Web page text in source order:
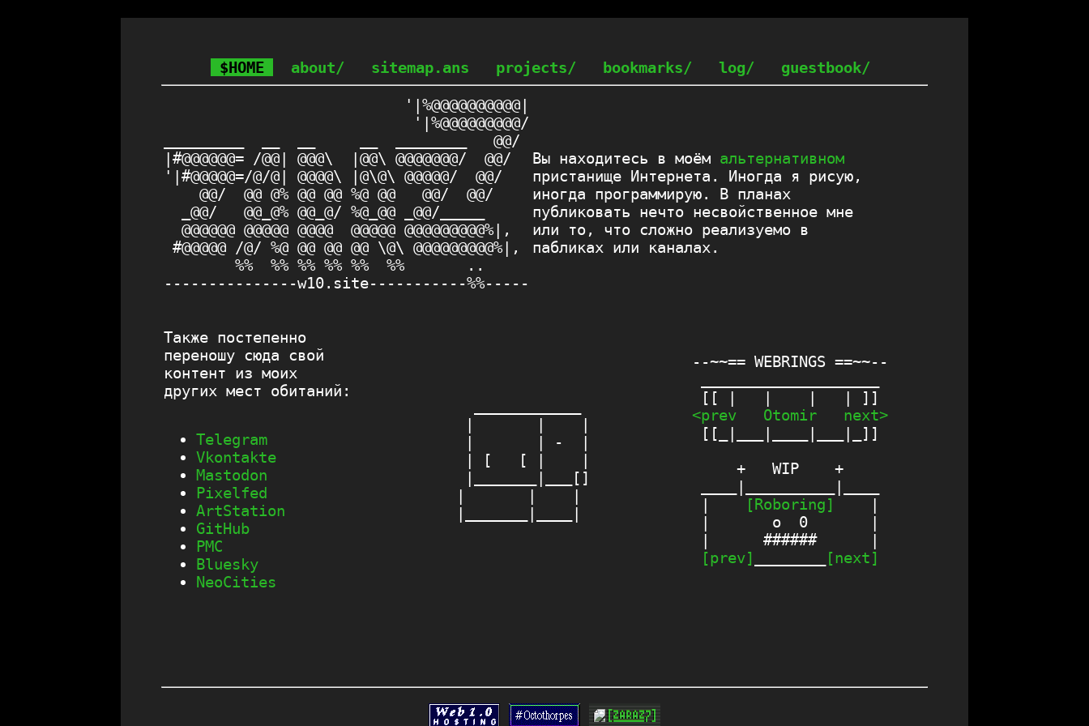
$HOME about/ sitemap.ans projects/ bookmarks/ log/ guestbook/
'|%@@@@@@@@@@|
'|%@@@@@@@@@/
_________  __  __     __  ________   @@/
|#@@@@@@= /@@| @@@\  |@@\ @@@@@@@/  @@/
'|#@@@@@=/@/@| @@@@\ |@\@\ @@@@@/  @@/
@@/  @@ @% @@ @@ %@ @@   @@/  @@/
_@@/   @@_@% @@_@/ %@_@@ _@@/_____
@@@@@@ @@@@@ @@@@  @@@@@ @@@@@@@@@%|,
#@@@@@ /@/ %@ @@ @@ @@ \@\ @@@@@@@@@%|,
%%  %% %% %% %%  %%       ..
---------------w10.site-----------%%-----
Вы находитесь в моём альтернативном
пристанище Интернета. Иногда я рисую,
иногда программирую. В планах
публиковать нечто несвойственное мне
или то, что сложно реализуемо в
пабликах или каналах.
Также постепенно
переношу сюда свой
контент из моих
других мест обитаний:
Telegram
Vkontakte
Mastodon
Pixelfed
ArtStation
GitHub
PMC
Bluesky
NeoСities
|       |    |
|       | -  |
| [   [ |    |
|_______|___[]
|       |    |
--~~== WEBRINGS ==~~--
<prev
Otomir
next>
[[_|___|____|___|_]]
     +   WIP    +
____|__________|____
|
[Roboring]
    |
|       o  0       |
|      ######      |
[prev]
[next]